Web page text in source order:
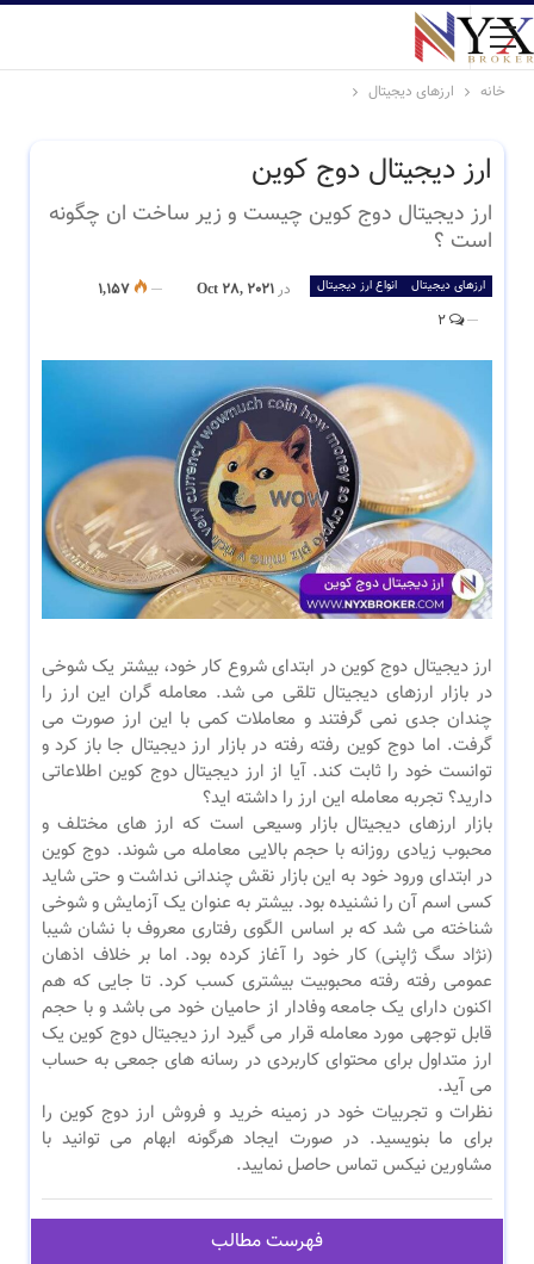
خانه ارزهای دیجیتال
ارز دیجیتال دوج کوین
ارز دیجیتال دوج کوین چیست و زیر ساخت ان چگونه
است ؟
ارزهای دیجیتال انواع ارز دیجیتال در Oct 28, 2021
1,157
ارز دیجیتال دوج کوین در ابتدای شروع کار خود، بیشتر یک شوخی
در بازار ارزهای دیجیتال تلقی می شد. معامله گران این ارز را
چندان جدی نمی گرفتند و معاملات کمی با این ارز صورت می
گرفت. اما دوج کوین رفته رفته در بازار ارز دیجیتال جا باز کرد و
توانست خود را ثابت کند. آیا از ارز دیجیتال دوج کوین اطلاعاتی
دارید؟ تجربه معامله این ارز را داشته اید؟
بازار ارزهای دیجیتال بازار وسیعی است که ارز های مختلف و
محبوب زیادی روزانه با حجم بالایی معامله می شوند. دوج کوین
در ابتدای ورود خود به این بازار نقش چندانی نداشت و حتی شاید
کسی اسم آن را نشنیده بود. بیشتر به عنوان یک آزمایش و شوخی
شناخته می شد که بر اساس الگوی رفتاری معروف با نشان شیبا
(نژاد سگ ژاپنی) کار خود را آغاز کرده بود. اما بر خلاف اذهان
عمومی رفته رفته محبوبیت بیشتری کسب کرد. تا جایی که هم
اکنون دارای یک جامعه وفادار از حامیان خود می باشد و با حجم
قابل توجهی مورد معامله قرار می گیرد ارز دیجیتال دوج کوین یک
ارز متداول برای محتوای کاربردی در رسانه های جمعی به حساب
می آید.
نظرات و تجربیات خود در زمینه خرید و فروش ارز دوج کوین را
برای ما بنویسید. در صورت ایجاد هرگونه ابهام می توانید با
مشاورین نیکس تماس حاصل نمایید.
فهرست مطالب